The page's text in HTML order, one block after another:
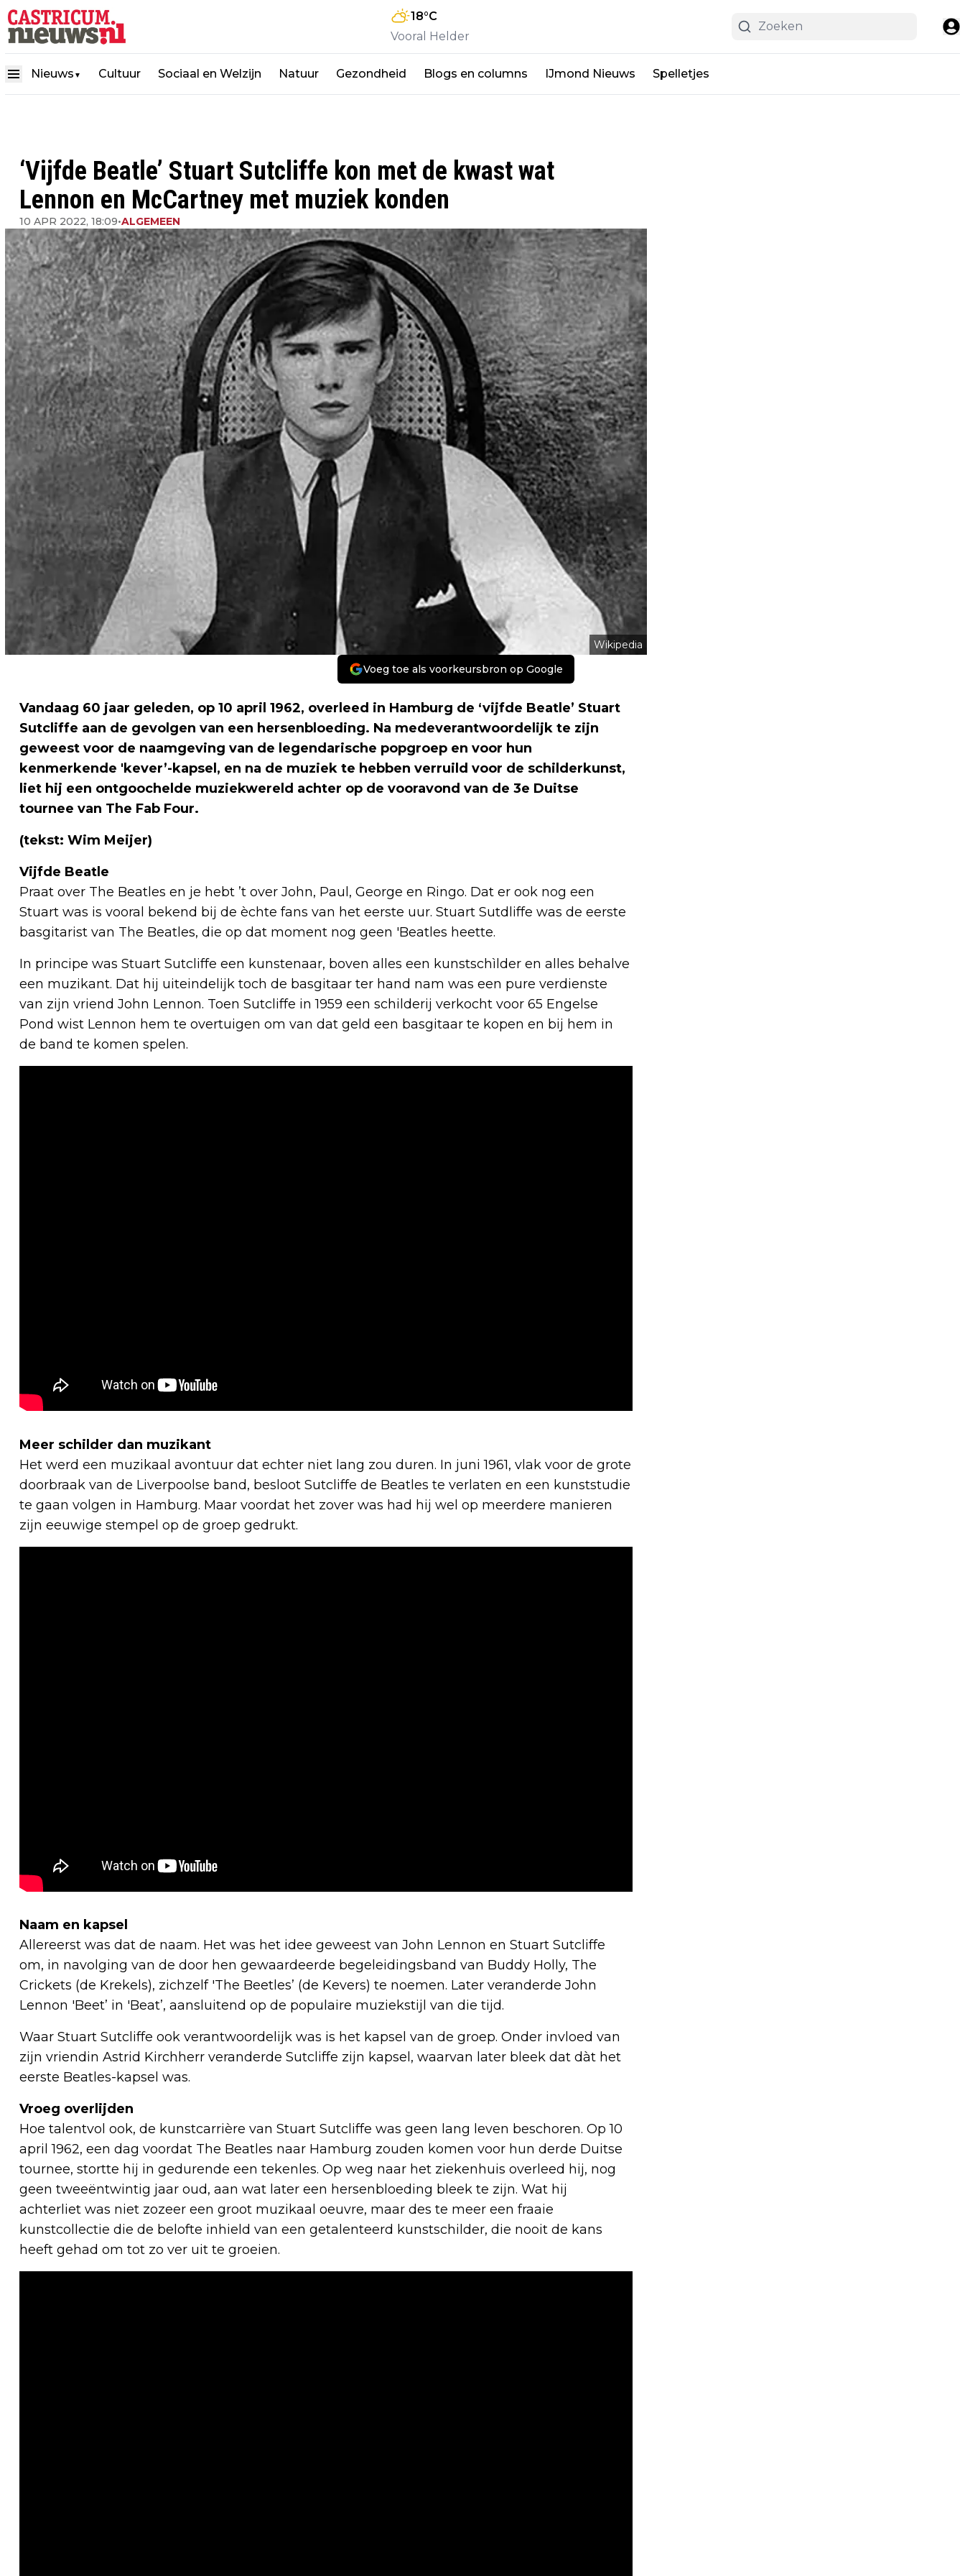
18°C
Vooral Helder
Nieuws ▼ Cultuur Sociaal en Welzijn Natuur Gezondheid Blogs en columns IJmond Nieuws Spelletjes
‘Vijfde Beatle’ Stuart Sutcliffe kon met de kwast wat
Lennon en McCartney met muziek konden
10 APR 2022, 18:09•ALGEMEEN
Wikipedia
Voeg toe als voorkeursbron op Google
Vandaag 60 jaar geleden, op 10 april 1962, overleed in Hamburg de ‘vijfde Beatle’ Stuart
Sutcliffe aan de gevolgen van een hersenbloeding. Na medeverantwoordelijk te zijn
geweest voor de naamgeving van de legendarische popgroep en voor hun
kenmerkende 'kever’-kapsel, en na de muziek te hebben verruild voor de schilderkunst,
liet hij een ontgoochelde muziekwereld achter op de vooravond van de 3e Duitse
tournee van The Fab Four.
(tekst: Wim Meijer)
Vijfde Beatle
Praat over The Beatles en je hebt ’t over John, Paul, George en Ringo. Dat er ook nog een
Stuart was is vooral bekend bij de èchte fans van het eerste uur. Stuart Sutdliffe was de eerste
basgitarist van The Beatles, die op dat moment nog geen 'Beatles heette.
In principe was Stuart Sutcliffe een kunstenaar, boven alles een kunstschìlder en alles behalve
een muzikant. Dat hij uiteindelijk toch de basgitaar ter hand nam was een pure verdienste
van zijn vriend John Lennon. Toen Sutcliffe in 1959 een schilderij verkocht voor 65 Engelse
Pond wist Lennon hem te overtuigen om van dat geld een basgitaar te kopen en bij hem in
de band te komen spelen.
Meer schilder dan muzikant
Het werd een muzikaal avontuur dat echter niet lang zou duren. In juni 1961, vlak voor de grote
doorbraak van de Liverpoolse band, besloot Sutcliffe de Beatles te verlaten en een kunststudie
te gaan volgen in Hamburg. Maar voordat het zover was had hij wel op meerdere manieren
zijn eeuwige stempel op de groep gedrukt.
Naam en kapsel
Allereerst was dat de naam. Het was het idee geweest van John Lennon en Stuart Sutcliffe
om, in navolging van de door hen gewaardeerde begeleidingsband van Buddy Holly, The
Crickets (de Krekels), zichzelf 'The Beetles’ (de Kevers) te noemen. Later veranderde John
Lennon 'Beet’ in 'Beat’, aansluitend op de populaire muziekstijl van die tijd.
Waar Stuart Sutcliffe ook verantwoordelijk was is het kapsel van de groep. Onder invloed van
zijn vriendin Astrid Kirchherr veranderde Sutcliffe zijn kapsel, waarvan later bleek dat dàt het
eerste Beatles-kapsel was.
Vroeg overlijden
Hoe talentvol ook, de kunstcarrière van Stuart Sutcliffe was geen lang leven beschoren. Op 10
april 1962, een dag voordat The Beatles naar Hamburg zouden komen voor hun derde Duitse
tournee, stortte hij in gedurende een tekenles. Op weg naar het ziekenhuis overleed hij, nog
geen tweeëntwintig jaar oud, aan wat later een hersenbloeding bleek te zijn. Wat hij
achterliet was niet zozeer een groot muzikaal oeuvre, maar des te meer een fraaie
kunstcollectie die de belofte inhield van een getalenteerd kunstschilder, die nooit de kans
heeft gehad om tot zo ver uit te groeien.